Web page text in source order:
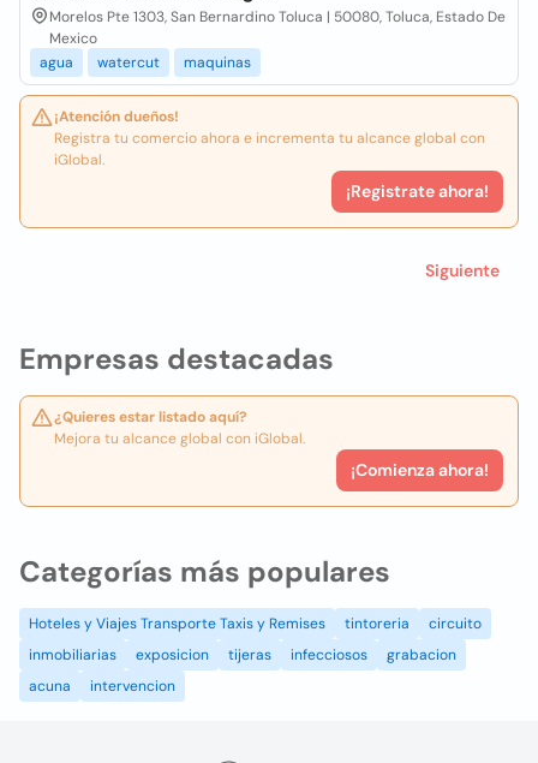
Empresas destacadas
¿Quieres estar listado aquí?
Mejora tu alcance global con iGlobal.
¡Comienza ahora!
Morelos Pte 1303, San Bernardino Toluca | 50080, Toluca, Estado De
Mexico
agua
watercut maquinas
¡Atención dueños!
Registra tu comercio ahora e incrementa tu alcance global con
iGlobal.
¡Registrate ahora!
Siguiente
Categorías más populares
Hoteles y Viajes Transporte Taxis y Remises tintoreria
circuito
inmobiliarias
exposicion tijeras infecciosos
grabacion
acuna
intervencion